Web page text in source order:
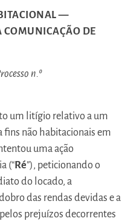
—
COMUNICAÇÃO DE
n.º
um litígio relativo a um
não habitacionais em
uma ação
(“Ré”), peticionando o
do locado, a
das rendas devidas e a
prejuízos decorrentes